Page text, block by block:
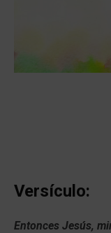
Versículo:
Entonces Jesús,